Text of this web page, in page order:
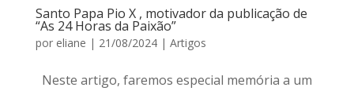
Santo Papa Pio X , motivador da publicação de
“As 24 Horas da Paixão”
por eliane | 21/08/2024| Artigos
Neste artigo, faremos especial memória a um